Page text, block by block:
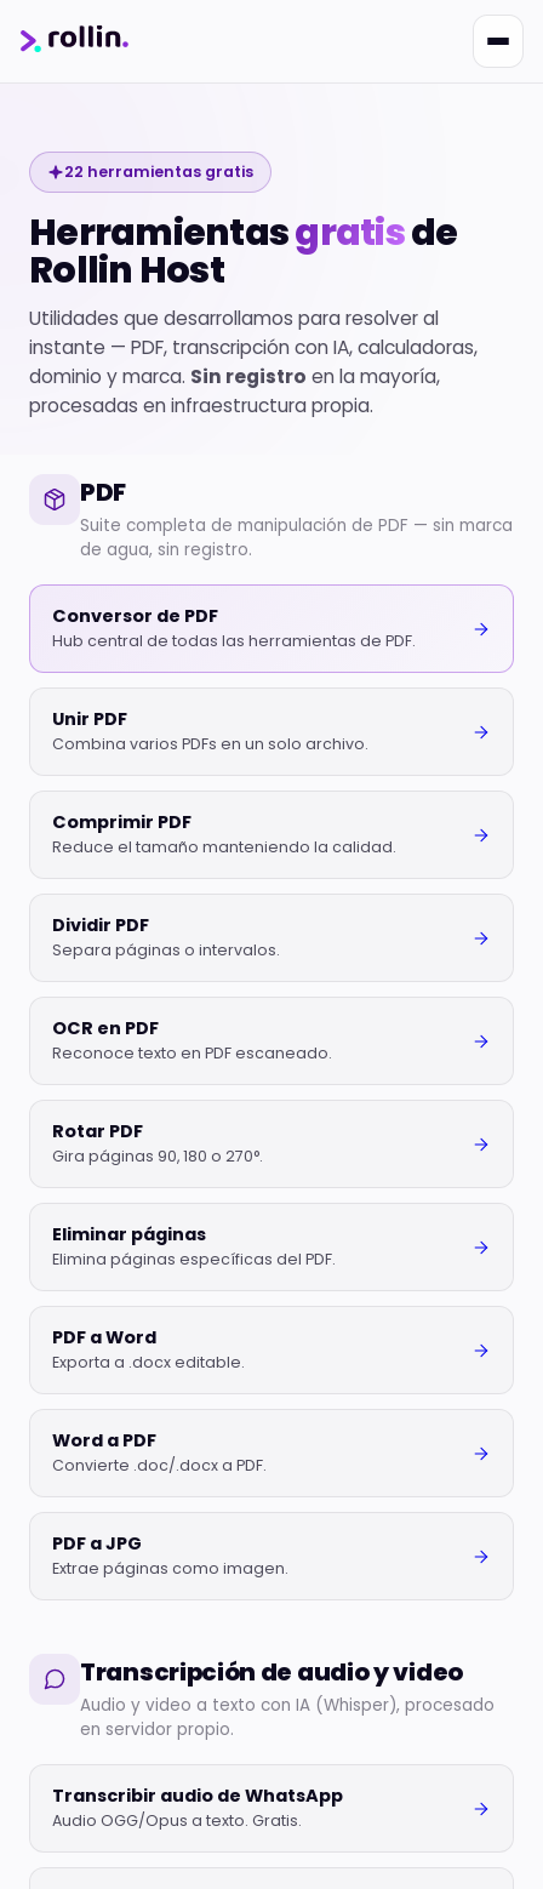
22 herramientas gratis
Herramientasgratisde
Rollin Host
Utilidades que desarrollamos para resolver al
instante — PDF, transcripción con IA, calculadoras,
dominio y marca. Sin registro en la mayoría,
procesadas en infraestructura propia.
PDF
Suite completa de manipulación de PDF — sin marca
de agua, sin registro.
Conversor de PDF
Hub central de todas las herramientas de PDF.
Unir PDF
Combina varios PDFs en un solo archivo.
Comprimir PDF
Reduce el tamaño manteniendo la calidad.
Dividir PDF
Separa páginas o intervalos.
OCR en PDF
Reconoce texto en PDF escaneado.
Rotar PDF
Gira páginas 90, 180 o 270°.
Eliminar páginas
Elimina páginas específicas del PDF.
PDF a Word
Exporta a .docx editable.
Word a PDF
Convierte .doc/.docx a PDF.
PDF a JPG
Extrae páginas como imagen.
Transcripción de audio y video
Audio y video a texto con IA (Whisper), procesado
en servidor propio.
Transcribir audio de WhatsApp
Audio OGG/Opus a texto. Gratis.
Nikko
Online · Suporte Rollin
Responde em ~2s · Atendimento 24/7